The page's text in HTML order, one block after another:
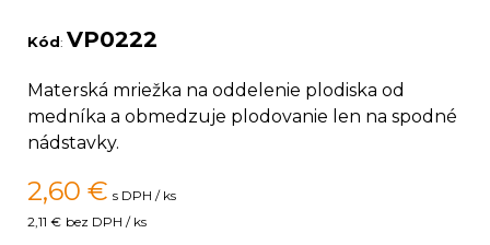
Kód: VP0222
Materská mriežka na oddelenie plodiska od
medníka a obmedzuje plodovanie len na spodné
nádstavky.
2,60 € s DPH / ks
2,11 € bez DPH / ks